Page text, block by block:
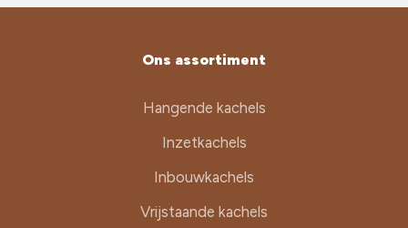
Ons assortiment
Hangende kachels
Inzetkachels
Inbouwkachels
Vrijstaande kachels